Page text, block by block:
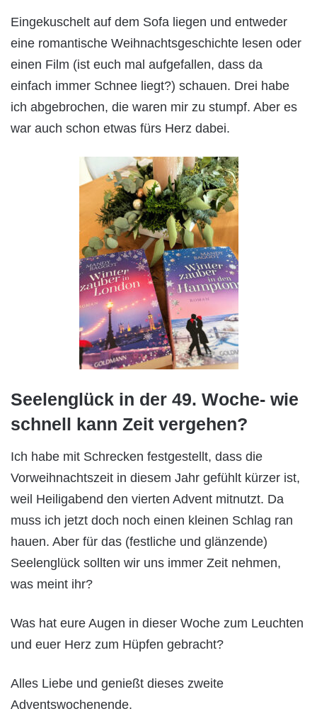
Eingekuschelt auf dem Sofa liegen und entweder
eine romantische Weihnachtsgeschichte lesen oder
einen Film (ist euch mal aufgefallen, dass da
einfach immer Schnee liegt?) schauen. Drei habe
ich abgebrochen, die waren mir zu stumpf. Aber es
war auch schon etwas fürs Herz dabei.
Seelenglück in der 49. Woche- wie
schnell kann Zeit vergehen?
Ich habe mit Schrecken festgestellt, dass die
Vorweihnachtszeit in diesem Jahr gefühlt kürzer ist,
weil Heiligabend den vierten Advent mitnutzt. Da
muss ich jetzt doch noch einen kleinen Schlag ran
hauen. Aber für das (festliche und glänzende)
Seelenglück sollten wir uns immer Zeit nehmen,
was meint ihr?
Was hat eure Augen in dieser Woche zum Leuchten
und euer Herz zum Hüpfen gebracht?
Alles Liebe und genießt dieses zweite
Adventswochenende.